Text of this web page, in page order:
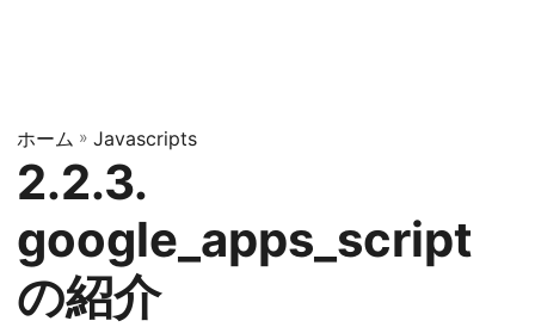
ホーム » Javascripts
2.2.3.
google_apps_script
の紹介